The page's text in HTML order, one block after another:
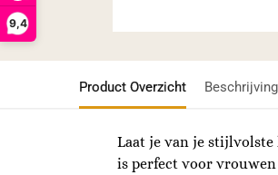
9,4
Product Overzicht Beschrijving
Laat je van je stijlvolste
is perfect voor